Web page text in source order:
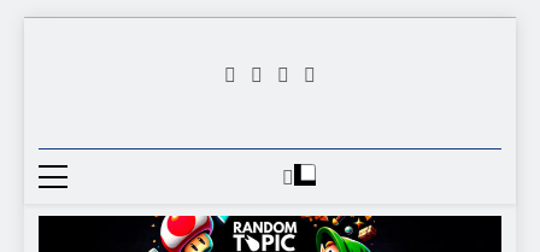
Random
Games
Videojuego Favorito